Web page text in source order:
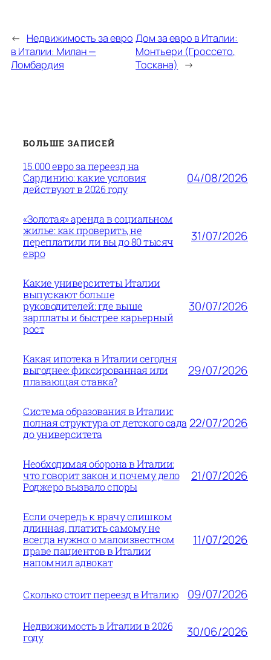
← Недвижимость за евро
в Италии: Милан —
Ломбардия
Дом за евро в Италии:
Монтьери (Гроссето,
Тоскана)
→
БОЛЬШЕ ЗАПИСЕЙ
15.000 евро за переезд на
Сардинию: какие условия
действуют в 2026 году
04/08/2026
«Золотая» аренда в социальном
жилье: как проверить, не
переплатили ли вы до 80 тысяч
евро
31/07/2026
Какие университеты Италии
выпускают больше
руководителей: где выше
зарплаты и быстрее карьерный
рост
30/07/2026
Какая ипотека в Италии сегодня
выгоднее: фиксированная или
плавающая ставка?
29/07/2026
Система образования в Италии:
полная структура от детского сада
до университета
22/07/2026
Необходимая оборона в Италии:
что говорит закон и почему дело
Роджеро вызвало споры
21/07/2026
Если очередь к врачу слишком
длинная, платить самому не
всегда нужно: о малоизвестном
праве пациентов в Италии
напомнил адвокат
11/07/2026
Сколько стоит переезд в Италию 09/07/2026
Недвижимость в Италии в 2026
году
30/06/2026